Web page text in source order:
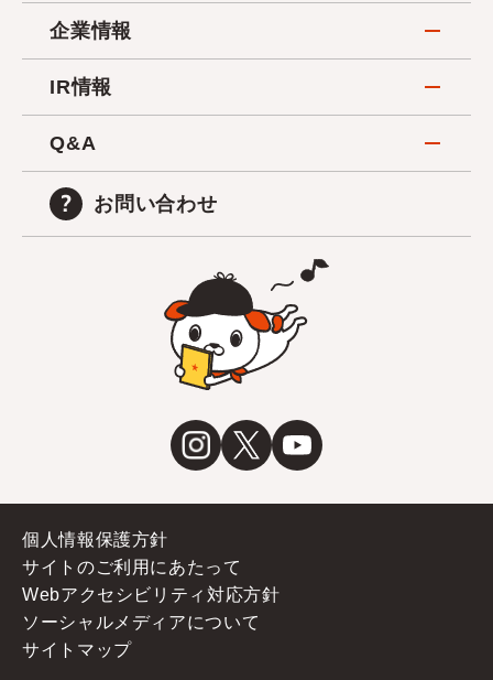
企業情報
IR情報
Q&A
お問い合わせ
個人情報保護方針
サイトのご利用にあたって
Webアクセシビリティ対応方針
ソーシャルメディアについて
サイトマップ